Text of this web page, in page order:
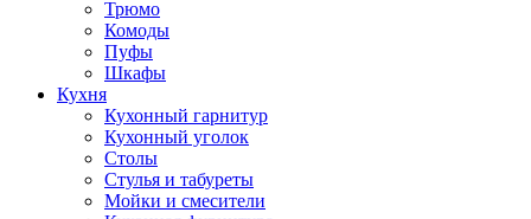
Трюмо
Комоды
Пуфы
Шкафы
Кухня
Кухонный гарнитур
Кухонный уголок
Столы
Стулья и табуреты
Мойки и смесители